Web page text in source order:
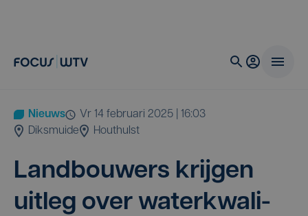
Nieuws
vr 14 februari 2025 | 16:03
Diksmuide
Houthulst
Land­bou­wers krij­gen
uit­leg over water­kwa­li­